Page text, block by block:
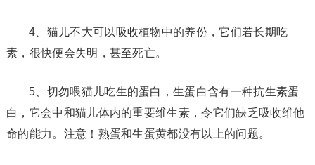
4、猫儿不大可以吸收植物中的养份，它们若长期吃
素，很快便会失明，甚至死亡。
5、切勿喂猫儿吃生的蛋白，生蛋白含有一种抗生素蛋
白，它会中和猫儿体内的重要维生素，令它们缺乏吸收维他
命的能力。注意！熟蛋和生蛋黄都没有以上的问题。